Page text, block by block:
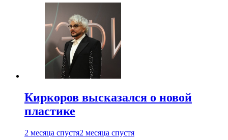
Киркоров высказался о новой
пластике
2 месяца спустя2 месяца спустя